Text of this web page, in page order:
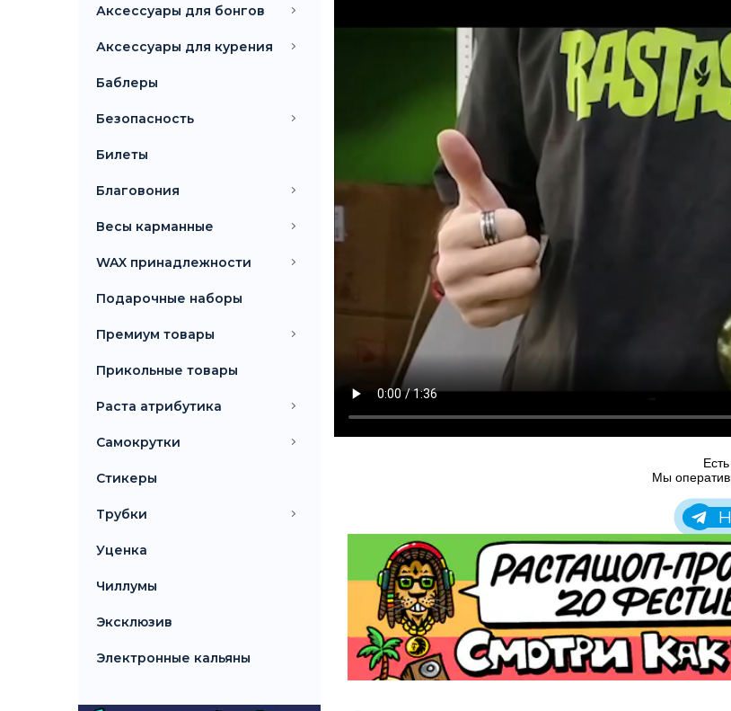
Аксессуары для бонгов
Аксессуары для курения
Баблеры
Безопасность
Билеты
Благовония
Весы карманные
WAX принадлежности
Подарочные наборы
Премиум товары
Прикольные товары
Раста атрибутика
Самокрутки
Стикеры
Трубки
Уценка
Чиллумы
Эксклюзив
Электронные кальяны
Мы